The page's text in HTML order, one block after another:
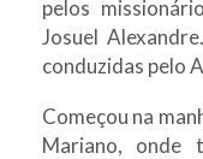
pelos
Josuel
conduzidas pelo
Começou na
Mariano, onde